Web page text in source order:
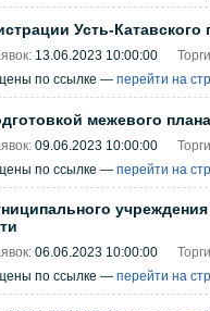
Усть-Катавского
13.06.2023 10:00:00
по ссылке — перейти на
межевого
09.06.2023 10:00:00
по ссылке — перейти на
06.06.2023 10:00:00
по ссылке — перейти на